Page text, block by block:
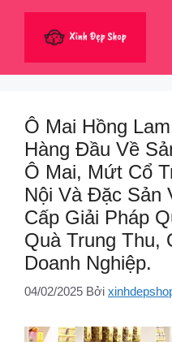
dung
Ô Mai Hồng
Hàng Đầu Về
Ô Mai, Mứt Cổ
Nội Và Đặc Sản
Cấp Giải Pháp
Quà Trung Thu,
Doanh Nghiệp.
04/02/2025 Bởi